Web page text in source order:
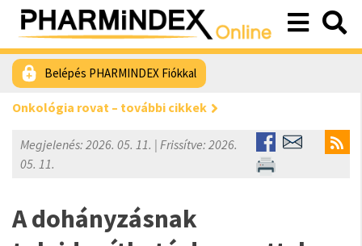
Belépés PHARMINDEX Fiókkal
Onkológia rovat – további cikkek
Megjelenés: 2026. 05. 11. | Frissítve: 2026.
05. 11.
A dohányzásnak